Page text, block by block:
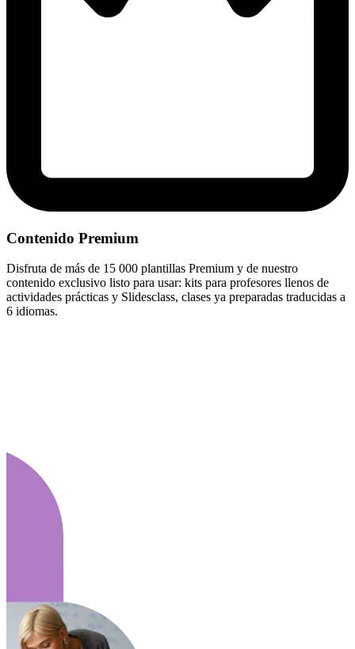
Contenido Premium
Disfruta de más de 15 000 plantillas Premium y de nuestro
contenido exclusivo listo para usar: kits para profesores llenos de
actividades prácticas y Slidesclass, clases ya preparadas traducidas a
6 idiomas.